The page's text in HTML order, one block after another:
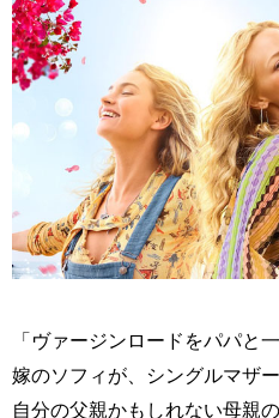
「ヴァージンロードをパパと
嫁のソフィが、シングルマザ
自分の父親かもしれない母親